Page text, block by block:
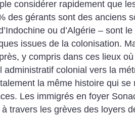
considérer rapidement que
des gérants sont des anciens
ou d’Algérie – sont
issues de la colonisation.
y compris dans ces lieux
administratif colonial vers la
la même histoire qui se
Les immigrés en foyer
travers les grèves des loyers